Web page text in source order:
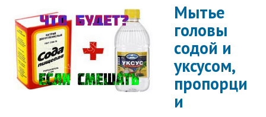
Мытье
головы
содой и
уксусом,
пропорци
и